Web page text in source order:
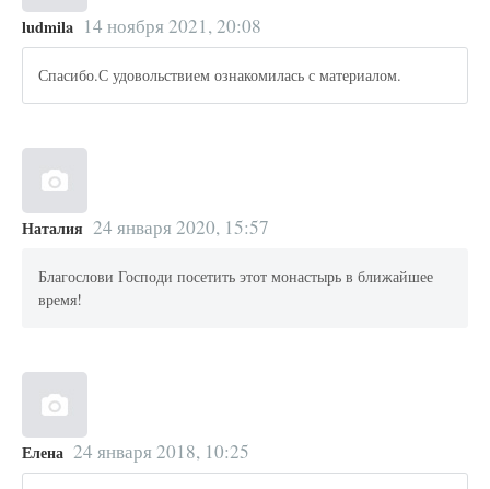
ludmila 14 ноября 2021, 20:08
Спасибо.С удовольствием ознакомилась с материалом.
Наталия 24 января 2020, 15:57
Благослови Господи посетить этот монастырь в ближайшее
время!
Елена 24 января 2018, 10:25